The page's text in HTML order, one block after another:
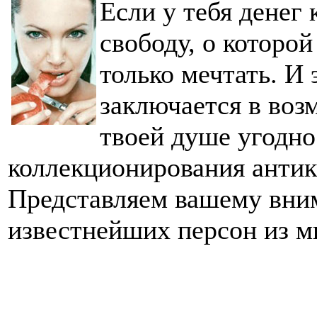
Если у тебя
свободу, о
только мечтать. И
заключается в
твоей душе
коллекционирования
Представляем вашему
известнейших персон из